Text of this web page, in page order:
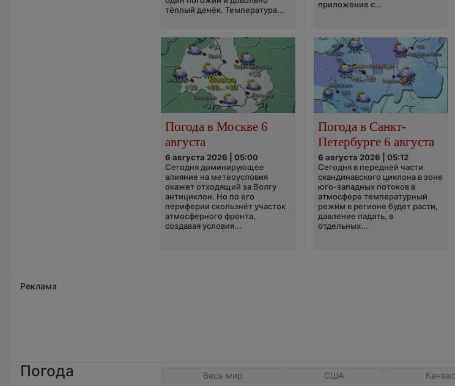
тёплый денёк. Температура...
приложение с...
Погода в Москве 6
августа
6 августа 2026 | 05:00
Сегодня доминирующее
влияние на метеоусловия
окажет отходящий за Волгу
антициклон. Но по его
периферии скользнёт участок
атмосферного фронта,
создавая условия...
Погода в Санкт-
Петербурге 6 августа
6 августа 2026 | 05:12
Сегодня в передней части
скандинавского циклона в зоне
юго-западных потоков в
атмосфере температурный
режим в регионе будет расти,
давление падать, в
отдельных...
Реклама
Погода Весь мир США Канзас